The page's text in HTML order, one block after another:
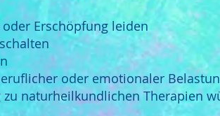
Erschöpfung leiden
oder emotionaler
naturheilkundlichen Therapien